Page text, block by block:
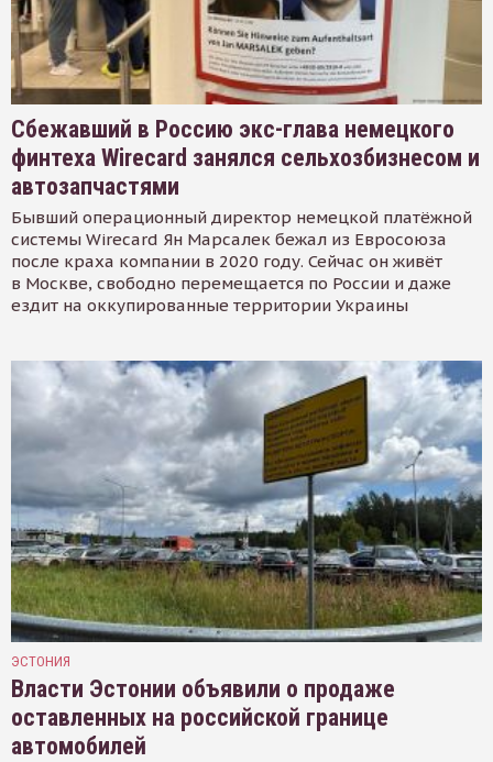
Сбежавший в Россию экс-глава немецкого
финтеха Wirecard занялся сельхозбизнесом и
автозапчастями
Бывший операционный директор немецкой платёжной
системы Wirecard Ян Марсалек бежал из Евросоюза
после краха компании в 2020 году. Сейчас он живёт
в Москве, свободно перемещается по России и даже
ездит на оккупированные территории Украины
ЭСТОНИЯ
Власти Эстонии объявили о продаже
оставленных на российской границе
автомобилей